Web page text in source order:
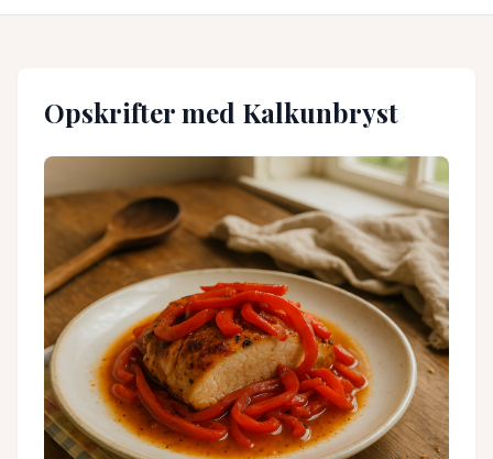
Opskrifter med Kalkunbryst